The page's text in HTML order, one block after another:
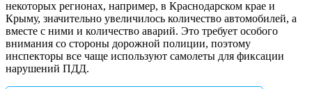
некоторых регионах, например, в Краснодарском крае и
Крыму, значительно увеличилось количество автомобилей, а
вместе с ними и количество аварий. Это требует особого
внимания со стороны дорожной полиции, поэтому
инспекторы все чаще используют самолеты для фиксации
нарушений ПДД.